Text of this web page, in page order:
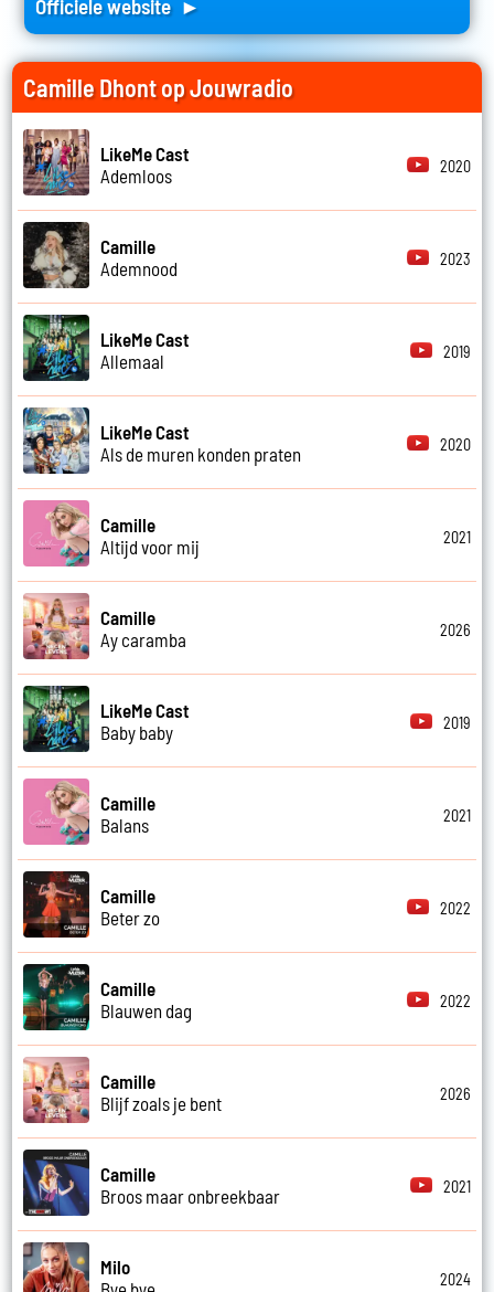
Officiele website ►
Camille Dhont op Jouwradio
LikeMe Cast
Ademloos
2020
Camille
Ademnood
2023
LikeMe Cast
Allemaal
2019
LikeMe Cast
Als de muren konden praten
2020
Camille
Altijd voor mij
2021
Camille
Ay caramba
2026
LikeMe Cast
Baby baby
2019
Camille
Balans
2021
Camille
Beter zo
2022
Camille
Blauwen dag
2022
Camille
Blijf zoals je bent
2026
Camille
Broos maar onbreekbaar
2021
Milo
2024